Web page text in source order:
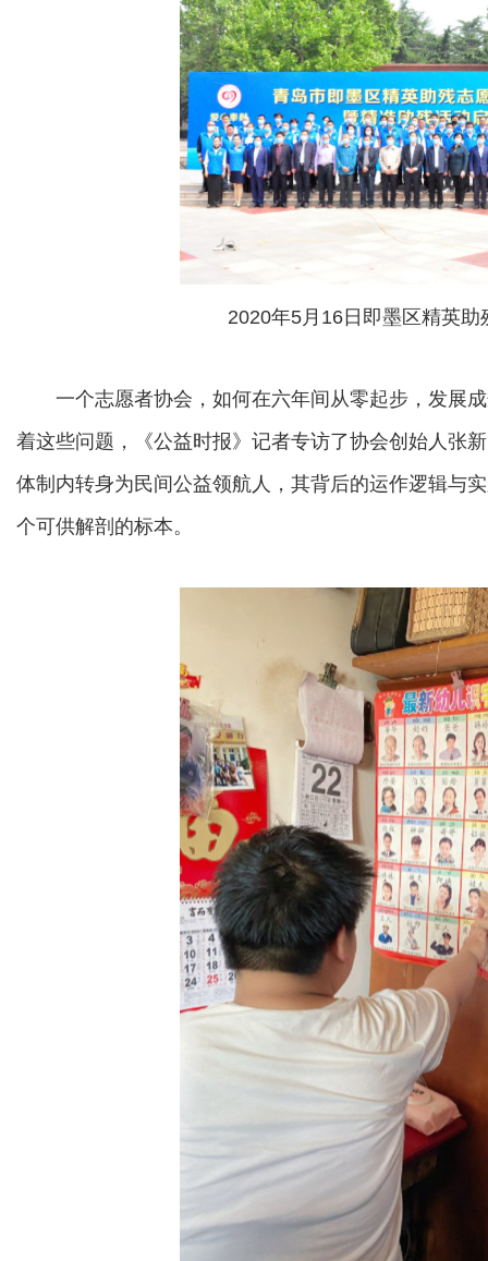
2020年5月16日即墨区精英
一个志愿者协会，如何在六年间从零起步，发展成
着这些问题，《公益时报》记者专访了协会创始人张
体制内转身为民间公益领航人，其背后的运作逻辑与
个可供解剖的标本。